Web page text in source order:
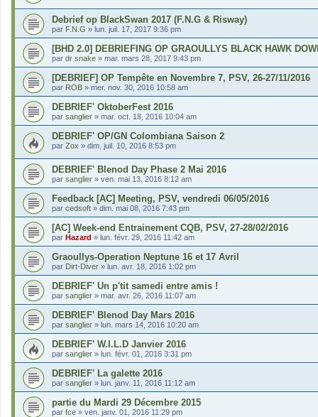
Debrief op BlackSwan 2017 (F.N.G & Risway)
par F.N.G » lun. juil. 17, 2017 9:36 pm
[BHD 2.0] DEBRIEFING OP GRAOULLYS BLACK HAWK
par dr snake » mar. mars 28, 2017 9:43 pm
[DEBRIEF] OP Tempête en Novembre 7, PSV, 26-27/11/2016
par ROB » mer. nov. 30, 2016 10:58 am
DEBRIEF' OktoberFest 2016
par sanglier » mar. oct. 18, 2016 10:04 am
DEBRIEF' OP/GN Colombiana Saison 2
par Zox » dim. juil. 10, 2016 8:53 pm
DEBRIEF' Blenod Day Phase 2 Mai 2016
par sanglier » ven. mai 13, 2016 8:12 am
Feedback [AC] Meeting, PSV, vendredi 06/05/2016
par cedsoft » dim. mai 08, 2016 7:43 pm
[AC] Week-end Entrainement CQB, PSV, 27-28/02/2016
par Hazard » lun. févr. 29, 2016 11:42 am
Graoullys-Operation Neptune 16 et 17 Avril
par Dirt-Diver » lun. avr. 18, 2016 1:02 pm
DEBRIEF' Un p'tit samedi entre amis !
par sanglier » mar. avr. 26, 2016 11:07 am
DEBRIEF' Blenod Day Mars 2016
par sanglier » lun. mars 14, 2016 10:20 am
DEBRIEF' W.I.L.D Janvier 2016
par sanglier » lun. févr. 01, 2016 3:31 pm
DEBRIEF' La galette 2016
par sanglier » lun. janv. 11, 2016 11:12 am
partie du Mardi 29 Décembre 2015
par fce » ven. janv. 01, 2016 11:29 pm